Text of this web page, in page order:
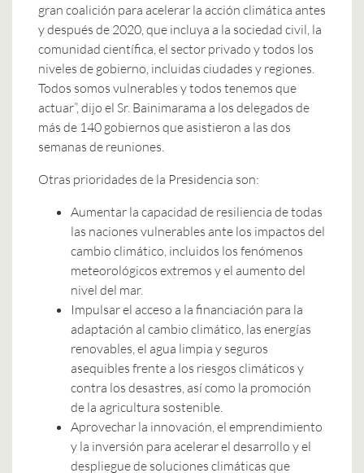
gran coalición para acelerar la acción climática antes
y después de 2020, que incluya a la sociedad civil, la
comunidad científica, el sector privado y todos los
niveles de gobierno, incluidas ciudades y regiones.
Todos somos vulnerables y todos tenemos que
actuar”, dijo el Sr. Bainimarama a los delegados de
más de 140 gobiernos que asistieron a las dos
semanas de reuniones.
Otras prioridades de la Presidencia son:
Aumentar la capacidad de resiliencia de todas
las naciones vulnerables ante los impactos del
cambio climático, incluidos los fenómenos
meteorológicos extremos y el aumento del
nivel del mar.
Impulsar el acceso a la financiación para la
adaptación al cambio climático, las energías
renovables, el agua limpia y seguros
asequibles frente a los riesgos climáticos y
contra los desastres, así como la promoción
de la agricultura sostenible.
Aprovechar la innovación, el emprendimiento
y la inversión para acelerar el desarrollo y el
despliegue de soluciones climáticas que